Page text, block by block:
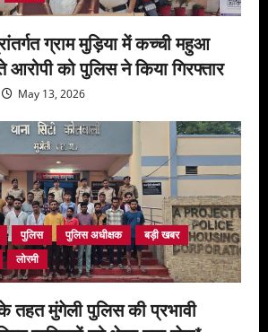
ग्राम मुड़िया में कच्ची महुआ
आरोपी को पुलिस ने किया गिरफ्तार
May 13, 2026
पुलिस पुलिस अधीक्षक
बड़ी खबर
लोरमी
तहत मुंगेली पुलिस की प्रभावी